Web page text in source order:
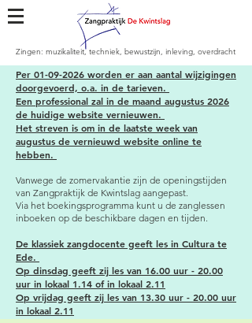
Zingen: muzikaliteit, techniek, bewustzijn, inleving, overdracht
​Per 01-09-2026 worden er aan aantal wijzigingen
doorgevoerd, o.a. in de tarieven.
Een professional zal in de maand augustus 2026
de huidige website vernieuwen.
Het streven is om in de laatste week van
augustus de vernieuwd website online te
hebben.
Vanwege de zomervakantie zijn de openingstijden
van Zangpraktijk de Kwintslag aangepast.
Via het boekingsprogramma kunt u de zanglessen
inboeken op de beschikbare dagen en tijden.
De klassiek zangdocente geeft les in Cultura te
Ede.
Op dinsdag geeft zij les van 16.00 uur - 20.00
uur in lokaal 1.14 of in lokaal 2.11
Op vrijdag geeft zij les van 13.30 uur - 20.00 uur
in lokaal 2.11